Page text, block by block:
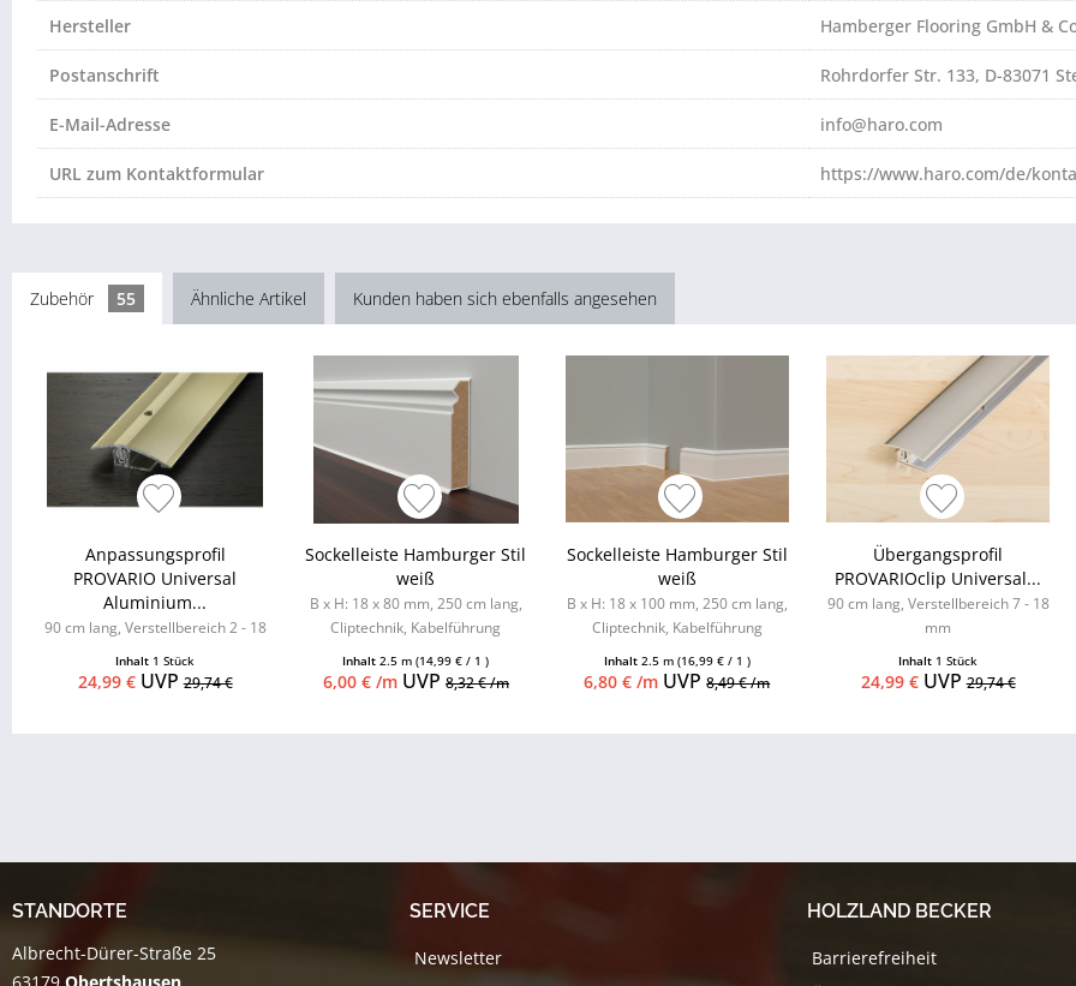
Hersteller Hamberger Flooring GmbH &
Postanschrift Rohrdorfer Str. 133, D-83071
E-Mail-Adresse info@haro.com
URL zum Kontaktformular https://www.haro.com/de/
Zubehör 55 Ähnliche Artikel Kunden haben sich ebenfalls angesehen
Anpassungsprofil
PROVARIO Universal
Aluminium...
90 cm lang, Verstellbereich 2 - 18
Inhalt 1 Stück
24,99 €UVP29,74 €
Sockelleiste Hamburger Stil
weiß
B x H: 18 x 80 mm, 250 cm lang,
Cliptechnik, Kabelführung
Zubehör...
Inhalt2.5 m(14,99 € / 1 )
6,00 € /mUVP 8,32 € /m
Sockelleiste Hamburger Stil
weiß
B x H: 18 x 100 mm, 250 cm lang,
Cliptechnik, Kabelführung
Zubehör...
Inhalt 2.5 m (16,99 € / 1 )
6,80 € /m UVP8,49 € /m
Übergangsprofil
PROVARIOclip Universal...
90 cm lang, Verstellbereich 7 - 18
mm
Inhalt 1 Stück
24,99 €UVP29,74 €
STANDORTE
Albrecht-Dürer-Straße 25
63179 Obertshausen
SERVICE
Newsletter
HOLZLAND BECKER
Barrierefreiheit